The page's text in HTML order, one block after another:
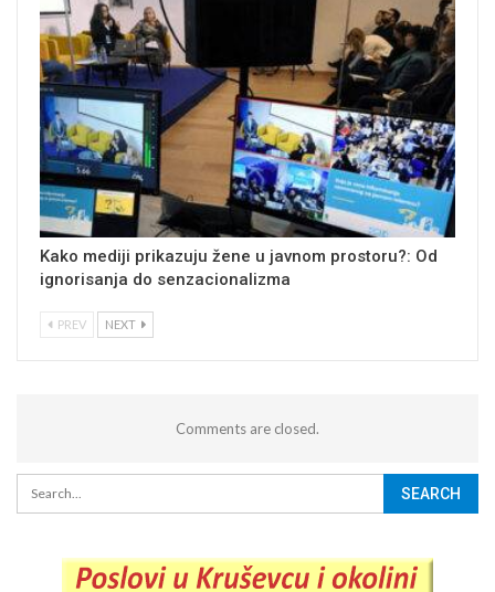
Kako mediji prikazuju žene u javnom prostoru?: Od
ignorisanja do senzacionalizma
PREV NEXT
Comments are closed.